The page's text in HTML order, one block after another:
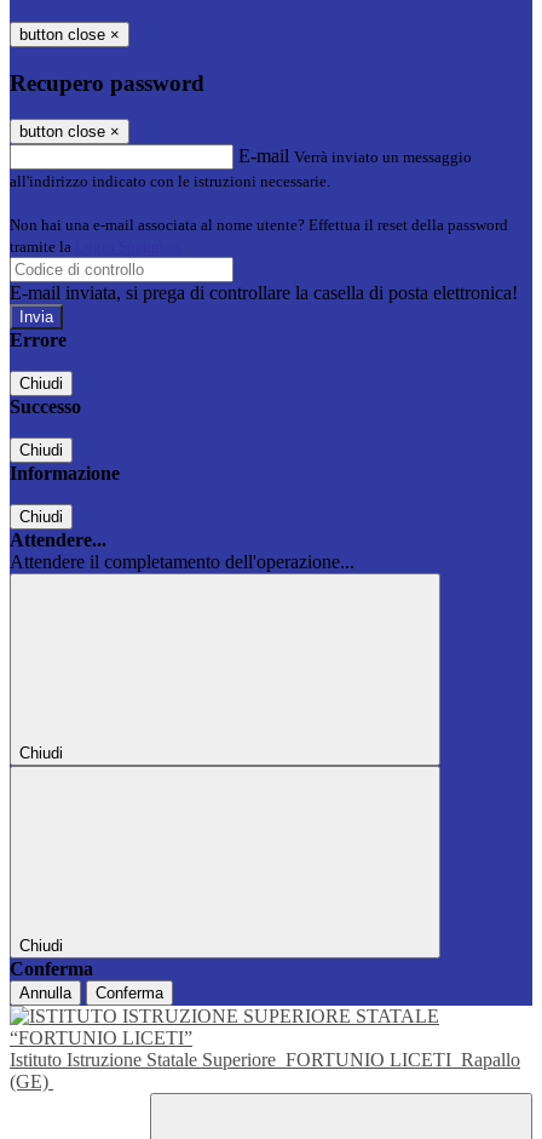
button close ×
Recupero password
button close ×
E-mail Verrà inviato un messaggio
all'indirizzo indicato con le istruzioni necessarie.
Non hai una e-mail associata al nome utente? Effettua il reset della password
tramite la
E-mail inviata, si prega di controllare la casella di posta elettronica!
Errore
Chiudi
Successo
Chiudi
Informazione
Chiudi
Attendere...
Attendere il completamento dell'operazione...
Chiudi
Chiudi
Conferma
Annulla Conferma
Istituto Istruzione Statale Superiore FORTUNIO LICETI Rapallo
(GE)